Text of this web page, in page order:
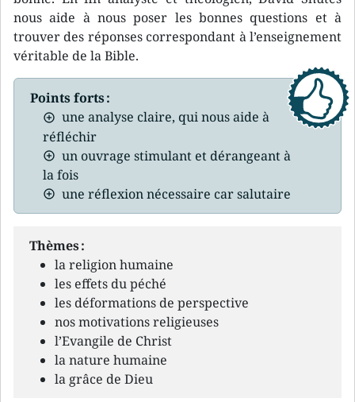
nous aide à nous poser les bonnes questions et à
trouver des réponses correspondant à l’enseignement
véritable de la Bible.
Points forts :
une analyse claire, qui nous aide à
réfléchir
un ouvrage stimulant et dérangeant à
la fois
une réflexion nécessaire car salutaire
Thèmes :
la religion humaine
les effets du péché
les déformations de perspective
nos motivations religieuses
l’Evangile de Christ
la nature humaine
la grâce de Dieu